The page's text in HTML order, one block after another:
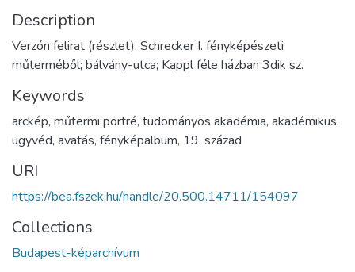
Description
Verzón felirat (részlet): Schrecker I. fényképészeti
műterméből; bálvány-utca; Kappl féle házban 3dik sz.
Keywords
arckép, műtermi portré, tudományos akadémia, akadémikus,
ügyvéd, avatás, fényképalbum, 19. század
URI
https://bea.fszek.hu/handle/20.500.14711/154097
Collections
Budapest-képarchívum